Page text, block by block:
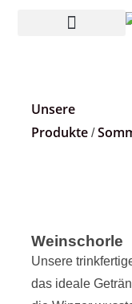
Unsere
Produkte/
Weinschorle
Unsere
das ideale